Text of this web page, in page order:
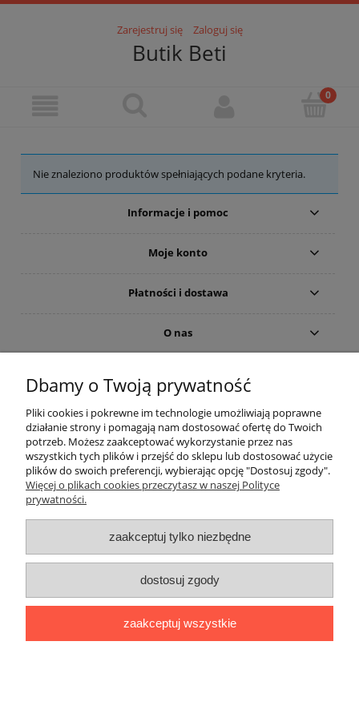
Zarejestruj się Zaloguj się
Butik Beti
Nie znaleziono produktów spełniających podane kryteria.
Informacje i pomoc
Moje konto
Płatności i dostawa
O nas
Butik Beti Beata Kunach- Szybowników 4a/12 | 64-920 Piła |
woj. wielkopolskie | NIP: 2530112624 |662 762 773|
shop@butikbeti.pl
pokaż pełną wersję strony
Sklep internetowy Shoper.pl
Dbamy o Twoją prywatność
Pliki cookies i pokrewne im technologie umożliwiają poprawne
działanie strony i pomagają nam dostosować ofertę do Twoich
potrzeb. Możesz zaakceptować wykorzystanie przez nas
wszystkich tych plików i przejść do sklepu lub dostosować użycie
plików do swoich preferencji, wybierając opcję "Dostosuj zgody".
Więcej o plikach cookies przeczytasz w naszej Polityce
prywatności.
zaakceptuj tylko niezbędne
dostosuj zgody
zaakceptuj wszystkie